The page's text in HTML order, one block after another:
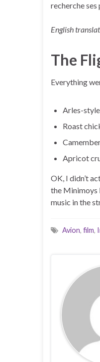
recherche ses
English
The
Everything
Arles-
Roast
Apricot
OK, I didn’t
the Minimoys
music in the
Avion, film,